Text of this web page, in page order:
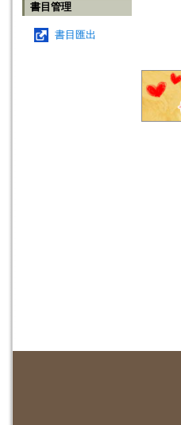
書目管理
書目匯出